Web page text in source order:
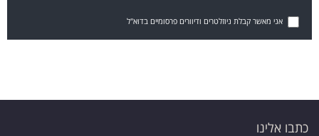
אני מאשר קבלת ניוזלטרים ודיוורים פרסומיים בדוא"ל
כתבו אלינו